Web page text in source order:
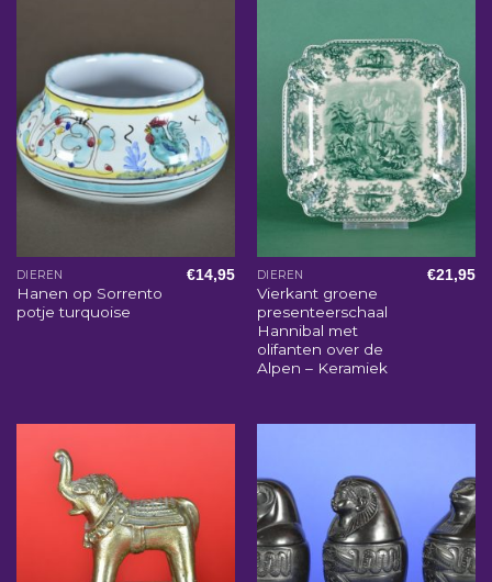
DIEREN
Hanen op Sorrento
potje turquoise
€14,95 DIEREN
Vierkant groene
presenteerschaal
Hannibal met
olifanten over de
Alpen – Keramiek
€21,95